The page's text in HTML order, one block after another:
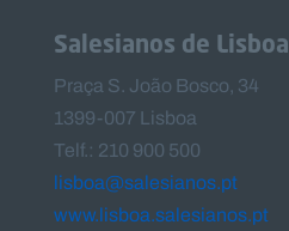
Salesianos de Lisboa
Praça S. João Bosco, 34
1399-007 Lisboa
Telf.: 210 900 500
lisboa@salesianos.pt
www.lisboa.salesianos.pt